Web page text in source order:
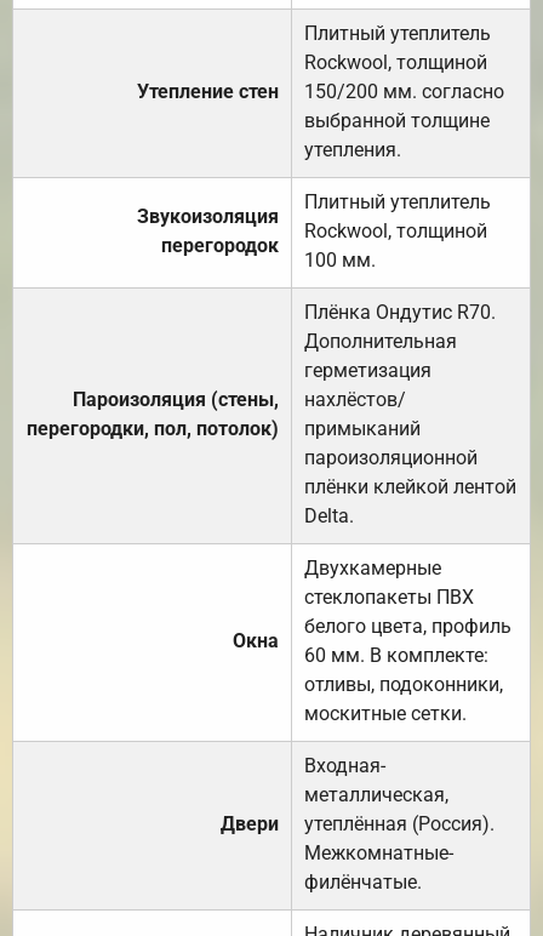
Утепление стен
Плитный утеплитель
Rockwool, толщиной
150/200 мм. согласно
выбранной толщине
утепления.
Звукоизоляция
перегородок
Плитный утеплитель
Rockwool, толщиной
100 мм.
Пароизоляция (стены,
перегородки, пол, потолок)
Плёнка Ондутис R70.
Дополнительная
герметизация
нахлёстов/
примыканий
пароизоляционной
плёнки клейкой лентой
Delta.
Окна
Двухкамерные
стеклопакеты ПВХ
белого цвета, профиль
60 мм. В комплекте:
отливы, подоконники,
москитные сетки.
Двери
Входная-
металлическая,
утеплённая (Россия).
Межкомнатные-
филёнчатые.